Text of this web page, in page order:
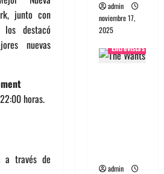
junto con
destacó
nuevas
horas.
a través de
admin
noviembre 17,
2025
Entrevistas
admin